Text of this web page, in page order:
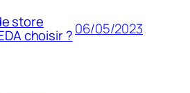
store
choisir ?06/05/2023